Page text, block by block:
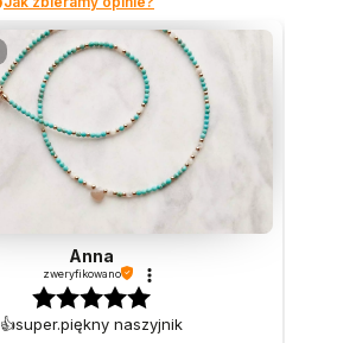
Anna
zweryfikowano
👍️super.piękny naszyjnik